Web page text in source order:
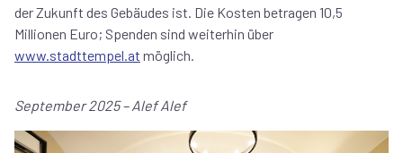
der Zukunft des Gebäudes ist. Die Kosten betragen 10,5
Millionen Euro; Spenden sind weiterhin über
www.stadttempel.at möglich.
September 2025 – Alef Alef